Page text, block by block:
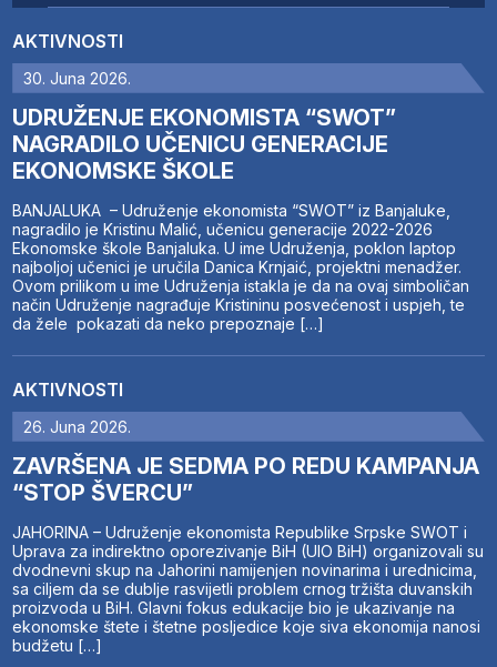
AKTIVNOSTI
30. Juna 2026.
UDRUŽENJE EKONOMISTA “SWOT”
NAGRADILO UČENICU GENERACIJE
EKONOMSKE ŠKOLE
BANJALUKA – Udruženje ekonomista “SWOT” iz Banjaluke,
nagradilo je Kristinu Malić, učenicu generacije 2022-2026
Ekonomske škole Banjaluka. U ime Udruženja, poklon laptop
najboljoj učenici je uručila Danica Krnjaić, projektni menadžer.
Ovom prilikom u ime Udruženja istakla je da na ovaj simboličan
način Udruženje nagrađuje Kristininu posvećenost i uspjeh, te
da žele pokazati da neko prepoznaje […]
AKTIVNOSTI
26. Juna 2026.
ZAVRŠENA JE SEDMA PO REDU KAMPANJA
“STOP ŠVERCU”
JAHORINA – Udruženje ekonomista Republike Srpske SWOT i
Uprava za indirektno oporezivanje BiH (UIO BiH) organizovali su
dvodnevni skup na Jahorini namijenjen novinarima i urednicima,
sa ciljem da se dublje rasvijetli problem crnog tržišta duvanskih
proizvoda u BiH. Glavni fokus edukacije bio je ukazivanje na
ekonomske štete i štetne posljedice koje siva ekonomija nanosi
budžetu […]